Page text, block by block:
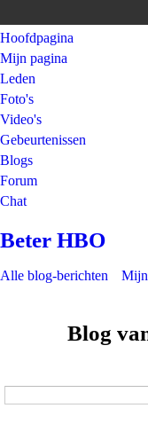
Hoofdpagina
Mijn pagina
Leden
Foto's
Video's
Gebeurtenissen
Blogs
Forum
Chat
Beter HBO
Alle blog-berichten
Blog